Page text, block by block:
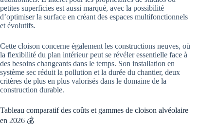
petites superficies est aussi marqué, avec la possibilité
d’optimiser la surface en créant des espaces multifonctionnels
et évolutifs.
Cette cloison concerne également les constructions neuves, où
la flexibilité du plan intérieur peut se révéler essentielle face à
des besoins changeants dans le temps. Son installation en
système sec réduit la pollution et la durée du chantier, deux
critères de plus en plus valorisés dans le domaine de la
construction durable.
Tableau comparatif des coûts et gammes de cloison alvéolaire
en 2026 💰